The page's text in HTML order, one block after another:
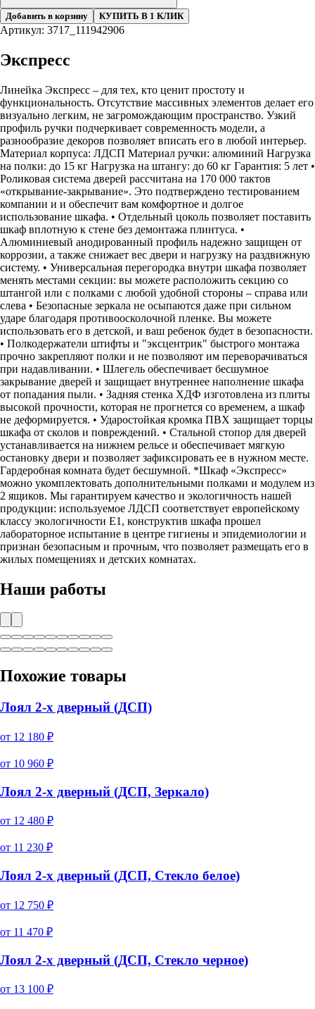
Добавить в корзину КУПИТЬ В 1 КЛИК
Артикул: 3717_111942906
Экспресс
Линейка Экспресс – для тех, кто ценит простоту и
функциональность. Отсутствие массивных элементов делает его
визуально легким, не загромождающим пространство. Узкий
профиль ручки подчеркивает современность модели, а
разнообразие декоров позволяет вписать его в любой интерьер.
Материал корпуса: ЛДСП Материал ручки: алюминий Нагрузка
на полки: до 15 кг Нагрузка на штангу: до 60 кг Гарантия: 5 лет •
Роликовая система дверей рассчитана на 170 000 тактов
«открывание-закрывание». Это подтверждено тестированием
компании и и обеспечит вам комфортное и долгое
использование шкафа. • Отдельный цоколь позволяет поставить
шкаф вплотную к стене без демонтажа плинтуса. •
Алюминиевый анодированный профиль надежно защищен от
коррозии, а также снижает вес двери и нагрузку на раздвижную
систему. • Универсальная перегородка внутри шкафа позволяет
менять местами секции: вы можете расположить секцию со
штангой или с полками с любой удобной стороны – справа или
слева • Безопасные зеркала не осыпаются даже при сильном
ударе благодаря противоосколочной пленке. Вы можете
использовать его в детской, и ваш ребенок будет в безопасности.
• Полкодержатели штифты и "эксцентрик" быстрого монтажа
прочно закрепляют полки и не позволяют им переворачиваться
при надавливании. • Шлегель обеспечивает бесшумное
закрывание дверей и защищает внутреннее наполнение шкафа
от попадания пыли. • Задняя стенка ХДФ изготовлена из плиты
высокой прочности, которая не прогнется со временем, а шкаф
не деформируется. • Ударостойкая кромка ПВХ защищает торцы
шкафа от сколов и повреждений. • Стальной стопор для дверей
устанавливается на нижнем рельсе и обеспечивает мягкую
остановку двери и позволяет зафиксировать ее в нужном месте.
Гардеробная комната будет бесшумной. *Шкаф «Экспресс»
можно укомплектовать дополнительными полками и модулем из
2 ящиков. Мы гарантируем качество и экологичность нашей
продукции: используемое ЛДСП соответствует европейскому
классу экологичности Е1, конструктив шкафа прошел
лабораторное испытание в центре гигиены и эпидемиологии и
признан безопасным и прочным, что позволяет размещать его в
жилых помещениях и детских комнатах.
Наши работы
Похожие товары
Лоял 2-х дверный (ДСП)
от 12 180 ₽
от 10 960 ₽
Лоял 2-х дверный (ДСП, Зеркало)
от 12 480 ₽
от 11 230 ₽
Лоял 2-х дверный (ДСП, Стекло белое)
от 12 750 ₽
от 11 470 ₽
Лоял 2-х дверный (ДСП, Стекло черное)
от 13 100 ₽